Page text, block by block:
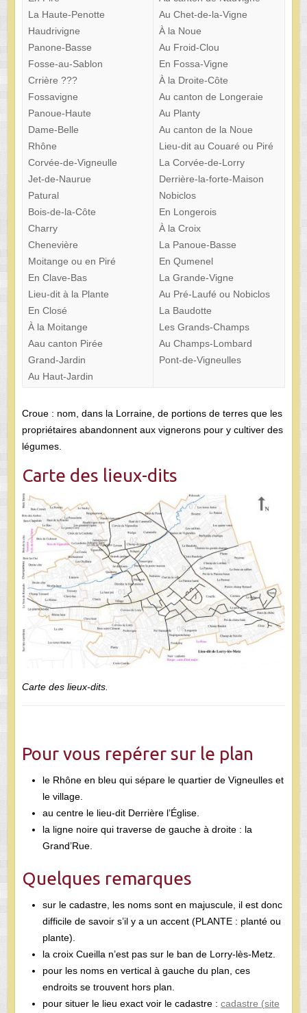
La Haute-Penotte
Haudrivigne
Panone-Basse
Fosse-au-Sablon
Crrière ???
Fossavigne
Panoue-Haute
Dame-Belle
Rhône
Corvée-de-Vigneulle
Jet-de-Naurue
Patural
Bois-de-la-Côte
Charry
Chenevière
Moitange ou en Piré
En Clave-Bas
Lieu-dit à la Plante
En Closé
À la Moitange
Aau canton Pirée
Grand-Jardin
Au Haut-Jardin
Au Chet-de-la-Vigne
À la Noue
Au Froid-Clou
En Fossa-Vigne
À la Droite-Côte
Au canton de Longeraie
Au Planty
Au canton de la Noue
Lieu-dit au Couaré ou Piré
La Corvée-de-Lorry
Derrière-la-forte-Maison
Nobiclos
En Longerois
À la Croix
La Panoue-Basse
En Qumenel
La Grande-Vigne
Au Pré-Laufé ou Nobiclos
La Baudotte
Les Grands-Champs
Au Champs-Lombard
Pont-de-Vigneulles
Croue : nom, dans la Lorraine, de portions de terres que les
propriétaires abandonnent aux vignerons pour y cultiver des
légumes.
Carte des lieux-dits
Carte des lieux-dits.
Pour vous repérer sur le plan
le Rhône en bleu qui sépare le quartier de Vigneulles et
le village.
au centre le lieu-dit Derrière l’Église.
la ligne noire qui traverse de gauche à droite : la
Grand’Rue.
Quelques remarques
sur le cadastre, les noms sont en majuscule, il est donc
difficile de savoir s’il y a un accent (PLANTE : planté ou
plante).
la croix Cueilla n’est pas sur le ban de Lorry-lès-Metz.
pour les noms en vertical à gauche du plan, ces
endroits se trouvent hors plan.
pour situer le lieu exact voir le cadastre : cadastre (site